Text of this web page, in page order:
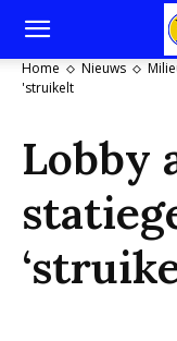
Home Nieuws
'struikelt
Lobby